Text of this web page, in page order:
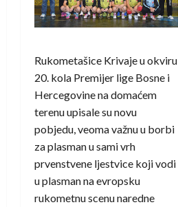
Rukometašice Krivaje u okviru
20. kola Premijer lige Bosne i
Hercegovine na domaćem
terenu upisale su novu
pobjedu, veoma važnu u borbi
za plasman u sami vrh
prvenstvene ljestvice koji vodi
u plasman na evropsku
rukometnu scenu naredne